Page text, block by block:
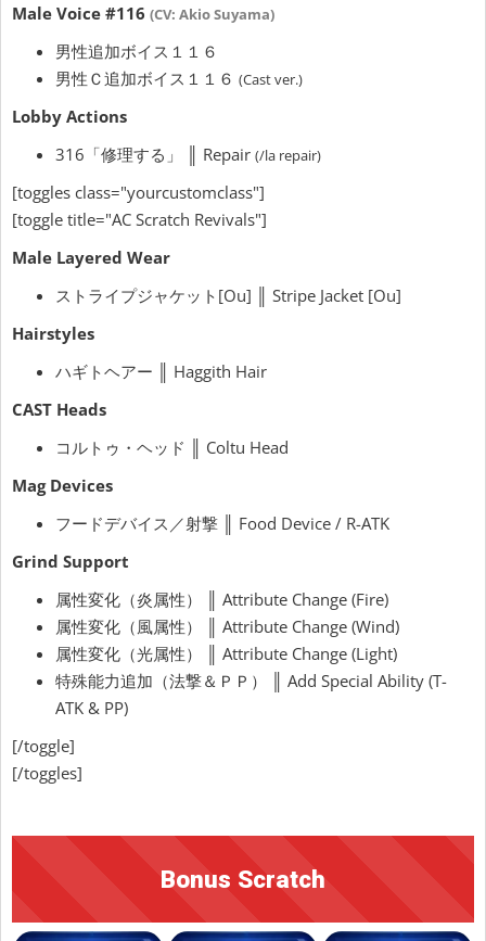
Male Voice #116 (CV: Akio Suyama)
男性追加ボイス１１６
男性Ｃ追加ボイス１１６ (Cast ver.)
Lobby Actions
316「修理する」 ║ Repair (/la repair)
[toggles class="yourcustomclass"]
[toggle title="AC Scratch Revivals"]
Male Layered Wear
ストライプジャケット[Ou] ║ Stripe Jacket [Ou]
Hairstyles
ハギトヘアー ║ Haggith Hair
CAST Heads
コルトゥ・ヘッド ║ Coltu Head
Mag Devices
フードデバイス／射撃 ║ Food Device / R-ATK
Grind Support
属性変化（炎属性） ║ Attribute Change (Fire)
属性変化（風属性） ║ Attribute Change (Wind)
属性変化（光属性） ║ Attribute Change (Light)
特殊能力追加（法撃＆ＰＰ） ║ Add Special Ability (T-
ATK & PP)
[/toggle]
[/toggles]
Bonus Scratch